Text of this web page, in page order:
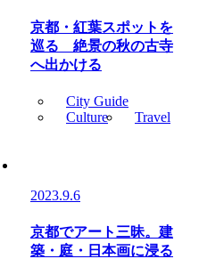
京都・紅葉スポットを
巡る 絶景の秋の古寺
へ出かける
City Guide
Culture
Travel
2023.9.6
京都でアート三昧。建
築・庭・日本画に浸る